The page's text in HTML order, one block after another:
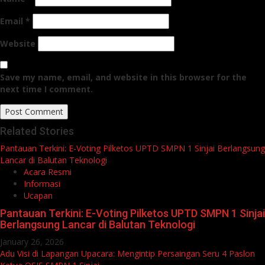
Email *
Website
Save my name, email, and website in this browser for the
next time I comment.
Related Stories
Pantauan Terkini: E-Voting Pilketos UPTD SMPN 1 Sinjai Berlangsung
Lancar di Balutan Teknologi
Acara Resmi
Informasi
Ucapan
Pantauan Terkini: E-Voting Pilketos UPTD SMPN 1 Sinjai
Berlangsung Lancar di Balutan Teknologi
January 26, 2026
Adu Visi di Lapangan Upacara: Mengintip Persaingan Seru 4 Paslon